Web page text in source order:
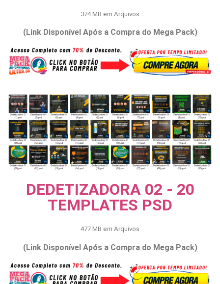
374 MB em Arquivos
(Link Disponível Após a Compra do Mega Pack)
DEDETIZADORA 02 - 20
TEMPLATES PSD
477 MB em Arquivos
(Link Disponível Após a Compra do Mega Pack)